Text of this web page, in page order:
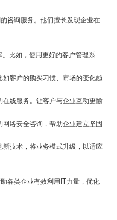
咨询服务。他们擅长发现企业在
比如，使用更好的客户管理系
客户的购买习惯、市场的变化趋
线服务。让客户与企业互动更愉
络安全咨询，帮助企业建立坚固
技术，将业务模式升级，以适应
各类企业有效利用IT力量，优化